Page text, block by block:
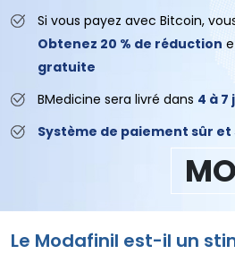
Si vous payez avec Bitcoin,
Obtenez 20 % de réduction
gratuite
BMedicine sera livré dans 4 à 7
Système de paiement sûr et
Le Modafinil est-il un